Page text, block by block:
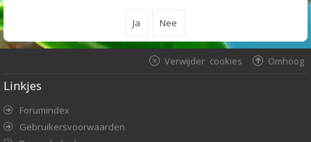
Omhoog
Verwijder cookies
Linkjes
Forumindex
Gebruikersvoorwaarden